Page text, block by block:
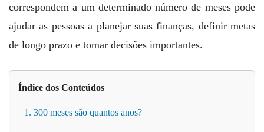
correspondem a um determinado número de meses pode
ajudar as pessoas a planejar suas finanças, definir metas
de longo prazo e tomar decisões importantes.
Índice dos Conteúdos
1. 300 meses são quantos anos?